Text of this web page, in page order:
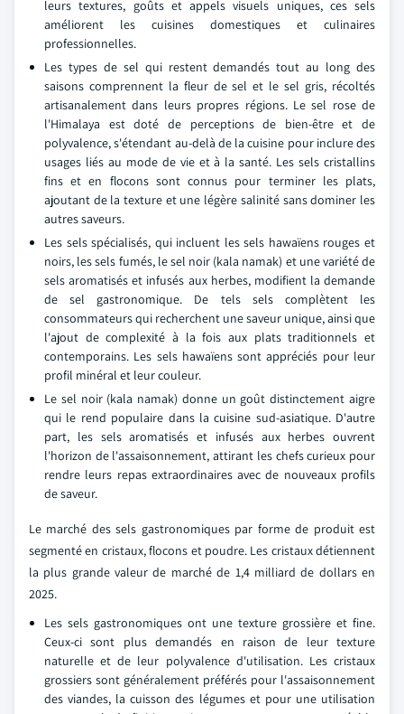
leurs textures, goûts et appels visuels uniques, ces sels
améliorent les cuisines domestiques et culinaires
professionnelles.
Les types de sel qui restent demandés tout au long des
saisons comprennent la fleur de sel et le sel gris, récoltés
artisanalement dans leurs propres régions. Le sel rose de
l'Himalaya est doté de perceptions de bien-être et de
polyvalence, s'étendant au-delà de la cuisine pour inclure des
usages liés au mode de vie et à la santé. Les sels cristallins
fins et en flocons sont connus pour terminer les plats,
ajoutant de la texture et une légère salinité sans dominer les
autres saveurs.
Les sels spécialisés, qui incluent les sels hawaïens rouges et
noirs, les sels fumés, le sel noir (kala namak) et une variété de
sels aromatisés et infusés aux herbes, modifient la demande
de sel gastronomique. De tels sels complètent les
consommateurs qui recherchent une saveur unique, ainsi que
l'ajout de complexité à la fois aux plats traditionnels et
contemporains. Les sels hawaïens sont appréciés pour leur
profil minéral et leur couleur.
Le sel noir (kala namak) donne un goût distinctement aigre
qui le rend populaire dans la cuisine sud-asiatique. D'autre
part, les sels aromatisés et infusés aux herbes ouvrent
l'horizon de l'assaisonnement, attirant les chefs curieux pour
rendre leurs repas extraordinaires avec de nouveaux profils
de saveur.
Le marché des sels gastronomiques par forme de produit est
segmenté en cristaux, flocons et poudre. Les cristaux détiennent
la plus grande valeur de marché de 1,4 milliard de dollars en
2025.
Les sels gastronomiques ont une texture grossière et fine.
Ceux-ci sont plus demandés en raison de leur texture
naturelle et de leur polyvalence d'utilisation. Les cristaux
grossiers sont généralement préférés pour l'assaisonnement
des viandes, la cuisson des légumes et pour une utilisation